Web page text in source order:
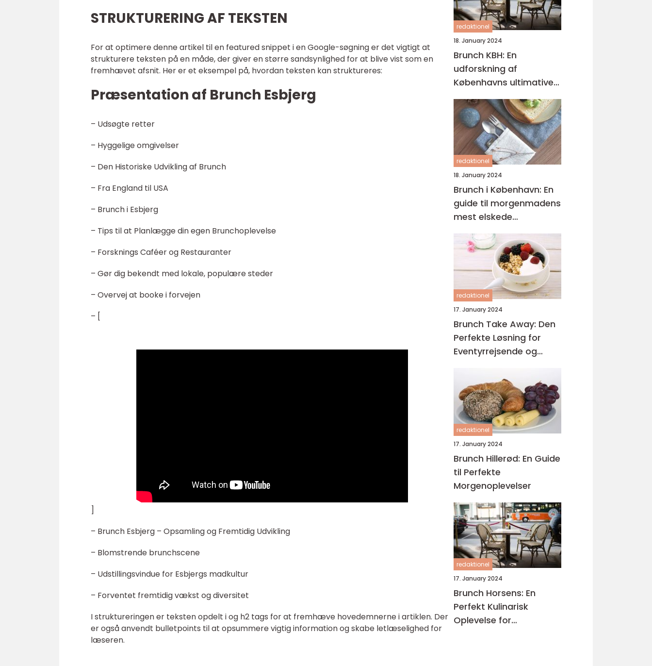
STRUKTURERING AF TEKSTEN
For at optimere denne artikel til en featured snippet i en Google-søgning er det vigtigt at
strukturere teksten på en måde, der giver en større sandsynlighed for at blive vist som en
fremhævet afsnit. Her er et eksempel på, hvordan teksten kan struktureres:
Præsentation af Brunch Esbjerg
– Udsøgte retter
– Hyggelige omgivelser
– Den Historiske Udvikling af Brunch
– Fra England til USA
– Brunch i Esbjerg
– Tips til at Planlægge din egen Brunchoplevelse
– Forsknings Caféer og Restauranter
– Gør dig bekendt med lokale, populære steder
– Overvej at booke i forvejen
– [
]
– Brunch Esbjerg – Opsamling og Fremtidig Udvikling
– Blomstrende brunchscene
– Udstillingsvindue for Esbjergs madkultur
– Forventet fremtidig vækst og diversitet
I struktureringen er teksten opdelt i og h2 tags for at fremhæve hovedemnerne i artiklen. Der
er også anvendt bulletpoints til at opsummere vigtig information og skabe letlæselighed for
læseren.
redaktionel
18. January 2024
Brunch KBH: En
udforskning af
Københavns ultimative
brunchoplevelser
redaktionel
18. January 2024
Brunch i København: En
guide til morgenmadens
mest elskede
kombination
redaktionel
17. January 2024
Brunch Take Away: Den
Perfekte Løsning for
Eventyrrejsende og
redaktionel
17. January 2024
Brunch Hillerød: En Guide
til Perfekte
Morgenoplevelser
redaktionel
17. January 2024
Brunch Horsens: En
Perfekt Kulinarisk
Oplevelse for